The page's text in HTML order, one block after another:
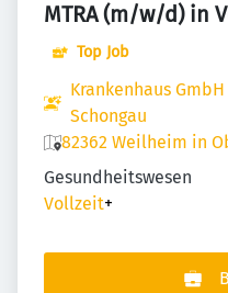
MTRA (m/w/d) in
Top Job
Krankenhaus
Schongau
82362 Weilheim in
Gesundheitswesen
Vollzeit+